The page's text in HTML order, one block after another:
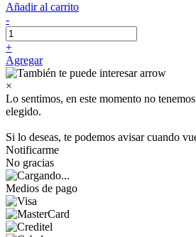
Añadir al carrito
-
+
Agregar
×
Lo sentimos, en este momento no
elegido.
Si lo deseas, te podemos avisar cuando
Notificarme
No gracias
Medios de pago